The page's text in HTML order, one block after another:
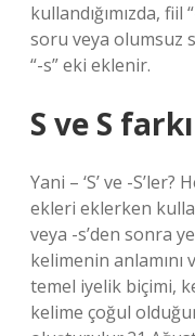
kullandığımızda, fiil
soru veya olumsuz
“-s” eki eklenir.
S ve S
Yani – ‘S’ ve -
ekleri eklerken
veya -s’den sonra
kelimenin anlamını
temel iyelik biçimi,
kelime çoğul